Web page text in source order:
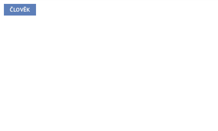
konkurenčním neandertálcům.
ČLOVĚK